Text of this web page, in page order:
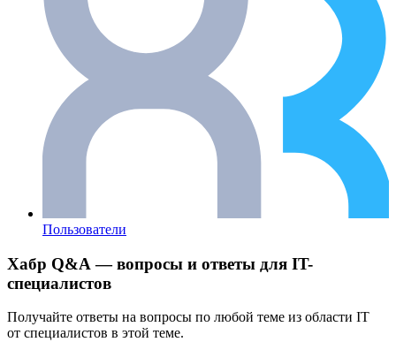
Пользователи
Хабр Q&A — вопросы и ответы для IT-
специалистов
Получайте ответы на вопросы по любой теме из области IT
от специалистов в этой теме.